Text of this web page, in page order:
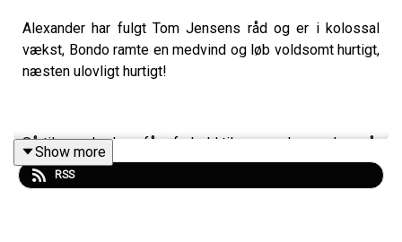
Alexander har fulgt Tom Jensens råd og er i kolossal
vækst, Bondo ramte en medvind og løb voldsomt hurtigt,
næsten ulovligt hurtigt!
Så til en nyhed om fårs forhold til mennesker, og hvornår
denne 3-i-1 art blev domesticeret, cirka og måske.
Show more
RSS